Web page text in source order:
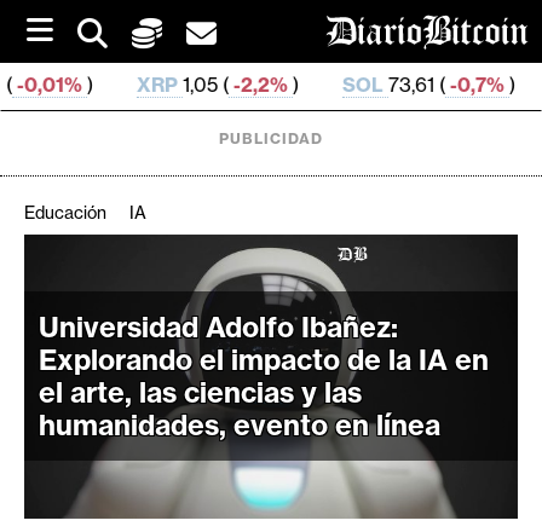
i
p
t
o
XRP1,05 ( -2,2% ) SOL73,61 ( -0,7%) TRX
i
p
t
o
M
e
r
PUBLICIDAD
Educación IA
Universidad Adolfo Ibañez:
Explorando el impacto de la IA en
el arte, las ciencias y las
humanidades, evento en línea